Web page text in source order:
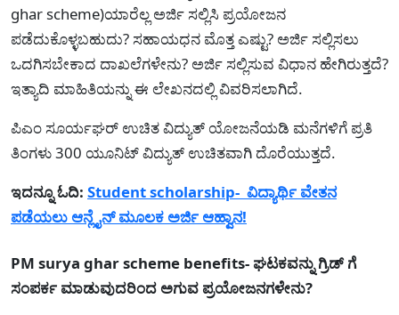
ghar scheme)ಯಾರೆಲ್ಲ ಅರ್ಜಿ ಸಲ್ಲಿಸಿ ಪ್ರಯೋಜನ
ಪಡೆದುಕೊಳ್ಳಬಹುದು? ಸಹಾಯಧನ ಮೊತ್ತ ಎಷ್ಟು? ಅರ್ಜಿ ಸಲ್ಲಿಸಲು
ಒದಗಿಸಬೇಕಾದ ದಾಖಲೆಗಳೇನು? ಅರ್ಜಿ ಸಲ್ಲಿಸುವ ವಿಧಾನ ಹೇಗಿರುತ್ತದೆ?
ಇತ್ಯಾದಿ ಮಾಹಿತಿಯನ್ನು ಈ ಲೇಖನದಲ್ಲಿ ವಿವರಿಸಲಾಗಿದೆ.
ಪಿಎಂ ಸೂರ್ಯಘರ್ ಉಚಿತ ವಿದ್ಯುತ್ ಯೋಜನೆಯಡಿ ಮನೆಗಳಿಗೆ ಪ್ರತಿ
ತಿಂಗಳು 300 ಯೂನಿಟ್ ವಿದ್ಯುತ್ ಉಚಿತವಾಗಿ ದೊರೆಯುತ್ತದೆ.
ಇದನ್ನೂ ಓದಿ: Student scholarship- ವಿದ್ಯಾರ್ಥಿ ವೇತನ
ಪಡೆಯಲು ಆನ್ಲೈನ್ ಮೂಲಕ ಅರ್ಜಿ ಆಹ್ವಾನ!
PM surya ghar scheme benefits- ಘಟಕವನ್ನು ಗ್ರಿಡ್ ಗೆ
ಸಂಪರ್ಕ ಮಾಡುವುದರಿಂದ ಅಗುವ ಪ್ರಯೋಜನಗಳೇನು?